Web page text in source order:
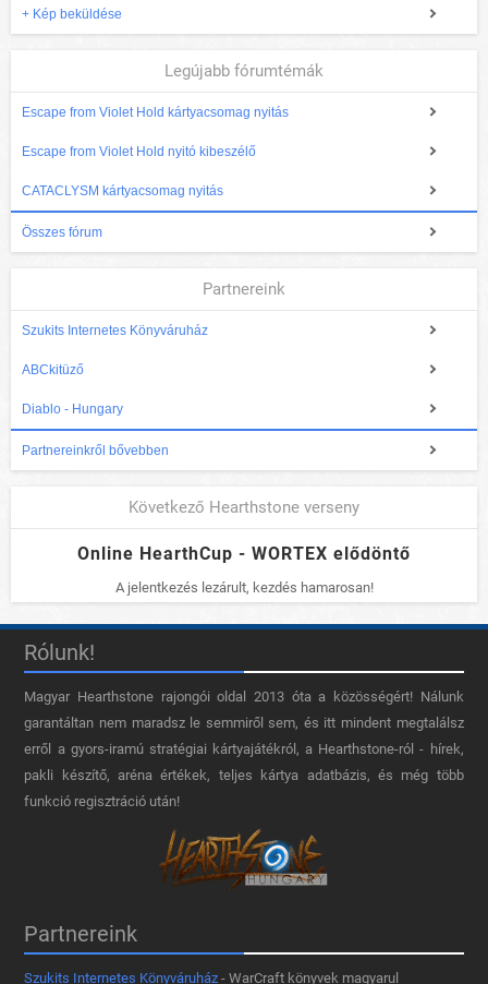
+ Kép beküldése
Legújabb fórumtémák
Escape from Violet Hold kártyacsomag nyitás
Escape from Violet Hold nyitó kibeszélő
CATACLYSM kártyacsomag nyitás
Összes fórum
Partnereink
Szukits Internetes Könyváruház
ABCkitüző
Diablo - Hungary
Partnereinkről bővebben
Következő Hearthstone verseny
Online HearthCup - WORTEX elődöntő
A jelentkezés lezárult, kezdés hamarosan!
Rólunk!
Magyar Hearthstone​ rajongói oldal 2013 óta a közösségért! Nálunk
garantáltan nem maradsz le semmiről sem, és itt mindent megtalálsz
erről a gyors-iramú stratégiai kártyajátékról, a Hearthstone-ról - hírek,
pakli készítő, aréna értékek, teljes kártya adatbázis, és még több
funkció regisztráció után!
Partnereink
Szukits Internetes Könyváruház - WarCraft könyvek magyarul